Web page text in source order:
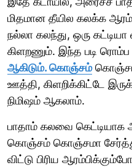
மிதமான தீயில கலக்க
நல்லா கலந்து, ஒரு
கிளறணும். இந்த படி ரொம்ப
ஆகிடும். கொஞ்சம்
ஊத்தி, கிளறிக்கிட்டே
நிமிஷம் ஆகலாம்.
பாதாம் கலவை கெட்டியாக
கொஞ்சம் கொஞ்சமா
விட்டு பிரிய